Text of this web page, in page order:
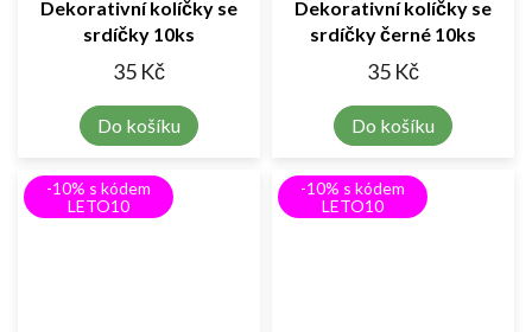
Dekorativní kolíčky se
srdíčky 10ks
35 Kč
Do košíku
Dekorativní kolíčky se
srdíčky černé 10ks
35 Kč
Do košíku
-10% s kódem
LETO10
-10% s kódem
LETO10